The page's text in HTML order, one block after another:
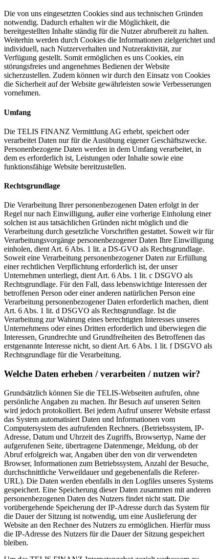
Die von uns eingesetzten Cookies sind aus technischen Gründen
notwendig. Dadurch erhalten wir die Möglichkeit, die
bereitgestellten Inhalte ständig für die Nutzer abrufbereit zu halten.
Weiterhin werden durch Cookies die Informationen zielgerichtet und
individuell, nach Nutzerverhalten und Nutzeraktivität, zur
Verfügung gestellt. Somit ermöglichen es uns Cookies, ein
störungsfreies und angenehmes Bedienen der Website
sicherzustellen. Zudem können wir durch den Einsatz von Cookies
die Sicherheit auf der Website gewährleisten sowie Verbesserungen
vornehmen.
Umfang
Die TELIS FINANZ Vermittlung AG erhebt, speichert oder
verarbeitet Daten nur für die Ausübung eigener Geschäftszwecke.
Personenbezogene Daten werden in dem Umfang verarbeitet, in
dem es erforderlich ist, Leistungen oder Inhalte sowie eine
funktionsfähige Website bereitzustellen.
Rechtsgrundlage
Die Verarbeitung Ihrer personenbezogenen Daten erfolgt in der
Regel nur nach Einwilligung, außer eine vorherige Einholung einer
solchen ist aus tatsächlichen Gründen nicht möglich und die
Verarbeitung durch gesetzliche Vorschriften gestattet. Soweit wir für
Verarbeitungsvorgänge personenbezogener Daten Ihre Einwilligung
einholen, dient Art. 6 Abs. 1 lit. a DS-GVO als Rechtsgrundlage.
Soweit eine Verarbeitung personenbezogener Daten zur Erfüllung
einer rechtlichen Verpflichtung erforderlich ist, der unser
Unternehmen unterliegt, dient Art. 6 Abs. 1 lit. c DSGVO als
Rechtsgrundlage. Für den Fall, dass lebenswichtige Interessen der
betroffenen Person oder einer anderen natürlichen Person eine
Verarbeitung personenbezogener Daten erforderlich machen, dient
Art. 6 Abs. 1 lit. d DSGVO als Rechtsgrundlage. Ist die
Verarbeitung zur Wahrung eines berechtigten Interesses unseres
Unternehmens oder eines Dritten erforderlich und überwiegen die
Interessen, Grundrechte und Grundfreiheiten des Betroffenen das
erstgenannte Interesse nicht, so dient Art. 6 Abs. 1 lit. f DSGVO als
Rechtsgrundlage für die Verarbeitung.
Welche Daten erheben / verarbeiten / nutzen wir?
Grundsätzlich können Sie die TELIS-Webseiten aufrufen, ohne
persönliche Angaben zu machen. Ihr Besuch auf unseren Seiten
wird jedoch protokolliert. Bei jedem Aufruf unserer Website erfasst
das System automatisiert Daten und Informationen vom
Computersystem des aufrufenden Rechners. (Betriebssystem, IP-
Adresse, Datum und Uhrzeit des Zugriffs, Browsertyp, Name der
aufgerufenen Seite, übertragene Datenmenge, Meldung, ob der
Abruf erfolgreich war, Angaben über den von dir verwendeten
Browser, Informationen zum Betriebssystem, Anzahl der Besuche,
durchschnittliche Verweildauer und gegebenenfalls die Referer-
URL). Die Daten werden ebenfalls in den Logfiles unseres Systems
gespeichert. Eine Speicherung dieser Daten zusammen mit anderen
personenbezogenen Daten des Nutzers findet nicht statt. Die
vorübergehende Speicherung der IP-Adresse durch das System für
die Dauer der Sitzung ist notwendig, um eine Auslieferung der
Website an den Rechner des Nutzers zu ermöglichen. Hierfür muss
die IP-Adresse des Nutzers für die Dauer der Sitzung gespeichert
bleiben.